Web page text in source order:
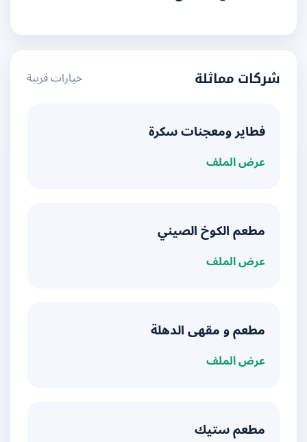
شركات مماثلة خيارات قريبة
فطاير ومعجنات سكرة
عرض الملف
مطعم الكوخ الصيني
عرض الملف
مطعم و مقهى الدهلة
عرض الملف
مطعم ستيك